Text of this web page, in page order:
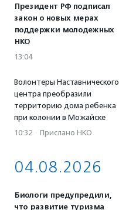
Президент РФ подписал
закон о новых мерах
поддержки молодежных
НКО
13:04
Волонтеры Наставнического
центра преобразили
территорию дома ребенка
при колонии в Можайске
10:32 · Прислано НКО
04.08.2026
Биологи предупредили,
что развитие туризма